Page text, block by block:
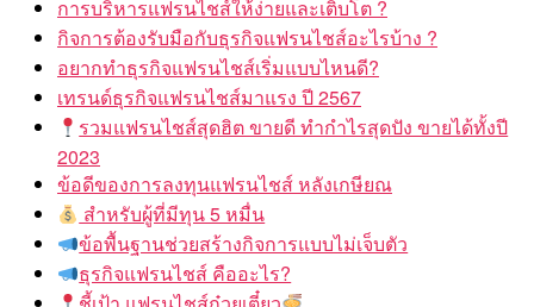
การบริหารแฟรนไชส์ให้ง่ายและเติบโต ?
กิจการต้องรับมือกับธุรกิจแฟรนไชส์อะไรบ้าง ?
อยากทำธุรกิจแฟรนไชส์เริ่มแบบไหนดี?
เทรนด์ธุรกิจแฟรนไชส์มาแรง ปี 2567
รวมแฟรนไชส์สุดฮิต ขายดี ทำกำไรสุดปัง ขายได้ทั้งปี
2023
ข้อดีของการลงทุนแฟรนไชส์ หลังเกษียณ
สำหรับผู้ที่มีทุน 5 หมื่น
ข้อพื้นฐานช่วยสร้างกิจการแบบไม่เจ็บตัว
ธุรกิจแฟรนไชส์ คืออะไร?